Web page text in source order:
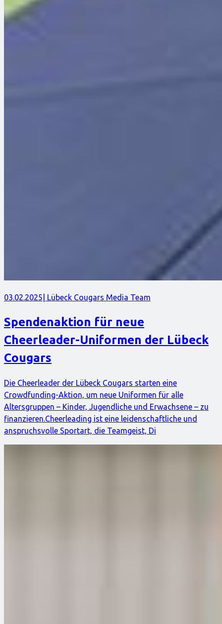
03.02.2025 | Lübeck Cougars Media Team
Spendenaktion für neue
Cheerleader-Uniformen der Lübeck
Cougars
Die Cheerleader der Lübeck Cougars starten eine
Crowdfunding-Aktion, um neue Uniformen für alle
Altersgruppen – Kinder, Jugendliche und Erwachsene – zu
finanzieren.Cheerleading ist eine leidenschaftliche und
anspruchsvolle Sportart, die Teamgeist, Di